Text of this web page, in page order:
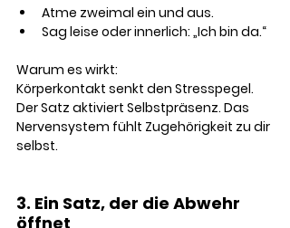
Atme zweimal ein und aus.
Sag leise oder innerlich: „Ich bin da.“
Warum es wirkt:
Körperkontakt senkt den Stresspegel.
Der Satz aktiviert Selbstpräsenz. Das
Nervensystem fühlt Zugehörigkeit zu dir
selbst.
3. Ein Satz, der die Abwehr
öffnet